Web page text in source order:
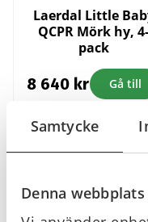
Samtycke
Denna
Laerdal Little
QCPR Mörk hy, 4-
pack
8 640 kr Gå till
I lager